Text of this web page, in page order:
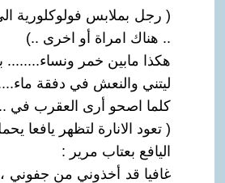
( رجل بملابس فولوكلورية
.. هناك امراة أو اخرى ..)
هكذا مابين خمر ونساء........
ليتني والنعش في دفقة
كلما اصحو أرى العقرب في
( تعود الانارة لتظهر يافعا
اليافع بعتاب مرير :
غافيا قد أخذوني من جفوني